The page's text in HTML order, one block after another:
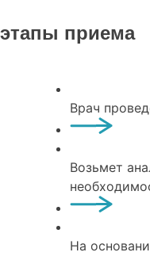
этапы приема
Врач
Возьмет
На